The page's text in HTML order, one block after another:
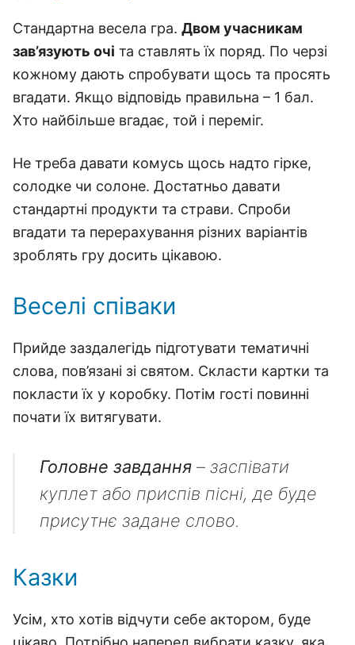
Стандартна весела гра. Двом учасникам
зав’язують очі та ставлять їх поряд. По черзі
кожному дають спробувати щось та просять
вгадати. Якщо відповідь правильна – 1 бал.
Хто найбільше вгадає, той і переміг.
Не треба давати комусь щось надто гірке,
солодке чи солоне. Достатньо давати
стандартні продукти та страви. Спроби
вгадати та перерахування різних варіантів
зроблять гру досить цікавою.
Веселі співаки
Прийде заздалегідь підготувати тематичні
слова, пов’язані зі святом. Скласти картки та
покласти їх у коробку. Потім гості повинні
почати їх витягувати.
Головне завдання– заспівати
куплет або приспів пісні, де буде
присутнє задане слово.
Казки
Усім, хто хотів відчути себе актором, буде